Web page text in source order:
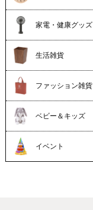
家電・健康グッズ
生活雑貨
ファッション雑貨
ベビー＆キッズ
イベント